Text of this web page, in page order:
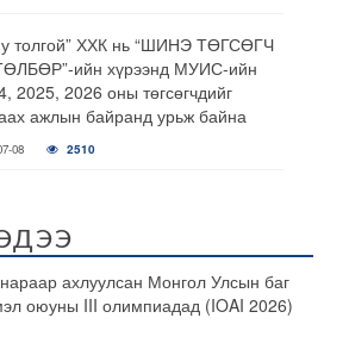
толгой” ХХК нь “ШИНЭ ТӨГСӨГЧ
ийн хүрээнд МУИС-ийн
2025, 2026 оны төгсөгчдийг
ажлын байранд урьж байна
08 2510
ахлуулсан Монгол Улсын баг
оюуны III олимпиадад (IOAI 2026)